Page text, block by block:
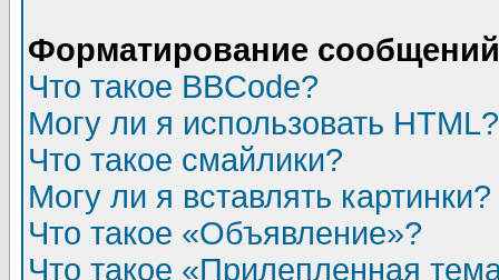
Форматирование
Что такое BBCode?
Могу ли я использовать HTML?
Что такое смайлики?
Могу ли я вставлять картинки?
Что такое «Объявление»?
Что такое «Прилепленная